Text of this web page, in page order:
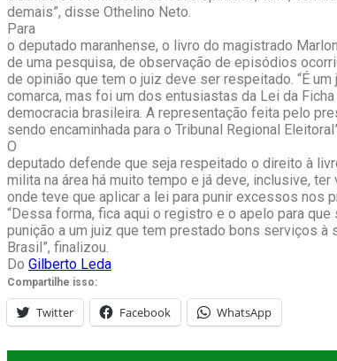
demais”, disse Othelino Neto.
Para
o deputado maranhense, o livro do magistrado
de uma pesquisa, de observação de episódios
de opinião que tem o juiz deve ser respeitado. “É um
comarca, mas foi um dos entusiastas da Lei da Ficha
democracia brasileira. A representação feita pelo
sendo encaminhada para o Tribunal Regional
O
deputado defende que seja respeitado o direito à
milita na área há muito tempo e já deve, inclusive,
onde teve que aplicar a lei para punir excessos nos
“Dessa forma, fica aqui o registro e o apelo para
punição a um juiz que tem prestado bons serviços à
Brasil”, finalizou.
Do Gilberto Leda
Compartilhe isso:
Twitter Facebook WhatsApp